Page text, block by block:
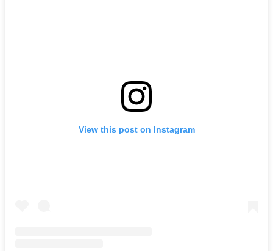
View this post on Instagram